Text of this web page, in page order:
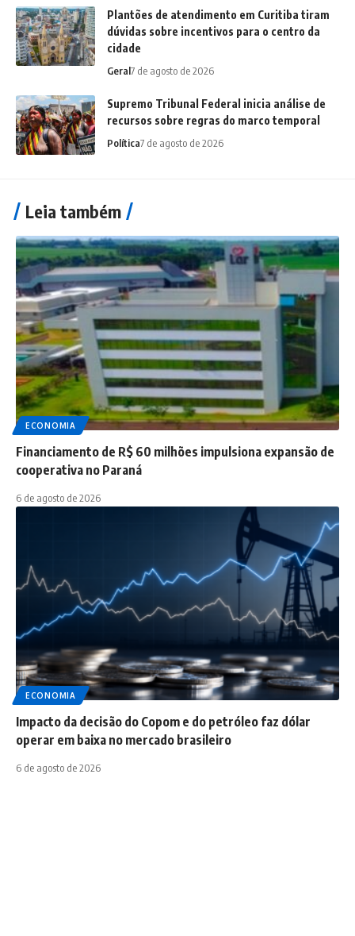
Plantões de atendimento em Curitiba tiram
dúvidas sobre incentivos para o centro da
cidade
Geral7 de agosto de 2026
Supremo Tribunal Federal inicia análise de
recursos sobre regras do marco temporal
Política7 de agosto de 2026
Leia também
ECONOMIA
Financiamento de R$ 60 milhões impulsiona expansão de
cooperativa no Paraná
6 de agosto de 2026
ECONOMIA
Impacto da decisão do Copom e do petróleo faz dólar
operar em baixa no mercado brasileiro
6 de agosto de 2026